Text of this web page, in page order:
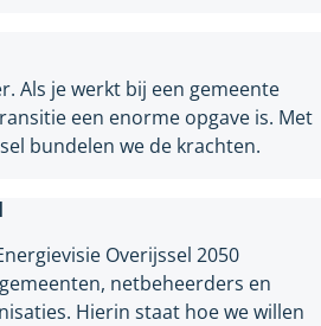
Als je werkt bij een gemeente
een enorme opgave is. Met
bundelen we de krachten.
Overijssel 2050
netbeheerders en
Hierin staat hoe we willen